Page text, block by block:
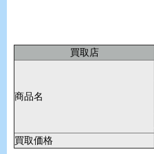
買取店
商品名
買取価格